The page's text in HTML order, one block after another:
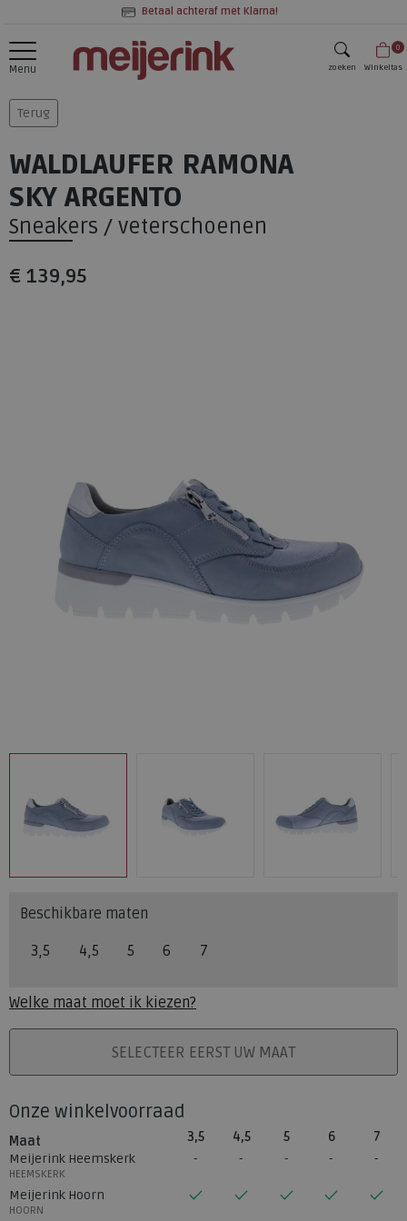
Betaal achteraf met Klarna!
Menu zoeken
0
Winkeltas
Terug
WALDLAUFER RAMONA
SKY ARGENTO
Sneakers / veterschoenen
€ 139,95
Beschikbare maten
3,5 4,5 5 6 7
Welke maat moet ik kiezen?
PLAATS IN WINKELMANDSELECTEER EERST UW MAAT
Onze winkelvoorraad
Maat 3,5 4,5 5 6
7
Meijerink Heemskerk
HEEMSKERK
Meijerink Hoorn
HOORN